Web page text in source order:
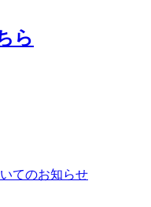
てのお知らせ